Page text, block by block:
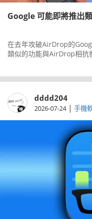
Google 可能即將推出
在去年攻破AirDrop的
類似的功能與AirDrop相抗
dddd204
2026-07-24 | 手機